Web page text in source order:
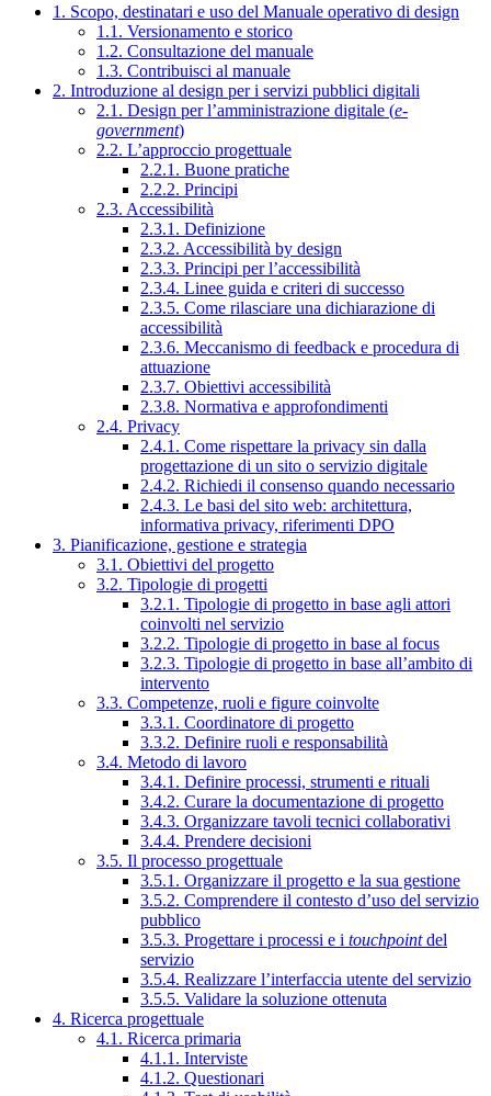
1. Scopo, destinatari e uso del Manuale operativo di design
1.1. Versionamento e storico
1.2. Consultazione del manuale
1.3. Contribuisci al manuale
2. Introduzione al design per i servizi pubblici digitali
2.1. Design per l’amministrazione digitale (e-
government)
2.2. L’approccio progettuale
2.2.1. Buone pratiche
2.2.2. Principi
2.3. Accessibilità
2.3.1. Definizione
2.3.2. Accessibilità by design
2.3.3. Principi per l’accessibilità
2.3.4. Linee guida e criteri di successo
2.3.5. Come rilasciare una dichiarazione di
accessibilità
2.3.6. Meccanismo di feedback e procedura di
attuazione
2.3.7. Obiettivi accessibilità
2.3.8. Normativa e approfondimenti
2.4. Privacy
2.4.1. Come rispettare la privacy sin dalla
progettazione di un sito o servizio digitale
2.4.2. Richiedi il consenso quando necessario
2.4.3. Le basi del sito web: architettura,
informativa privacy, riferimenti DPO
3. Pianificazione, gestione e strategia
3.1. Obiettivi del progetto
3.2. Tipologie di progetti
3.2.1. Tipologie di progetto in base agli attori
coinvolti nel servizio
3.2.2. Tipologie di progetto in base al focus
3.2.3. Tipologie di progetto in base all’ambito di
intervento
3.3. Competenze, ruoli e figure coinvolte
3.3.1. Coordinatore di progetto
3.3.2. Definire ruoli e responsabilità
3.4. Metodo di lavoro
3.4.1. Definire processi, strumenti e rituali
3.4.2. Curare la documentazione di progetto
3.4.3. Organizzare tavoli tecnici collaborativi
3.4.4. Prendere decisioni
3.5. Il processo progettuale
3.5.1. Organizzare il progetto e la sua gestione
3.5.2. Comprendere il contesto d’uso del servizio
pubblico
3.5.3. Progettare i processi e i touchpointdel
servizio
3.5.4. Realizzare l’interfaccia utente del servizio
3.5.5. Validare la soluzione ottenuta
4. Ricerca progettuale
4.1. Ricerca primaria
4.1.1. Interviste
4.1.2. Questionari